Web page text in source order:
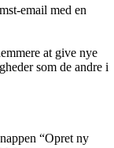
email med en
at give nye
som de andre i
“Opret ny